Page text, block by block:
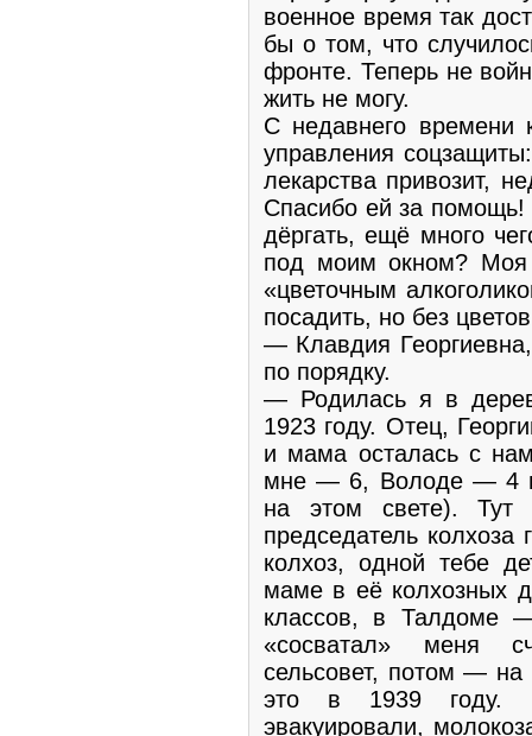
военное время так
бы о том, что
фронте. Теперь не
жить не могу.
С недавнего времени
управления
лекарства привозит,
Спасибо ей за
дёргать, ещё много
под моим окном? Моя
«цветочным
посадить, но без
— Клавдия
по порядку.
— Родилась я в
1923 году. Отец,
и мама осталась с
мне — 6, Володе — 4
на этом свете). Тут
председатель
колхоз, одной тебе
маме в её колхозных
классов, в Талдоме
«сосватал» меня
сельсовет, потом —
это в 1939 году.
эвакуировали,